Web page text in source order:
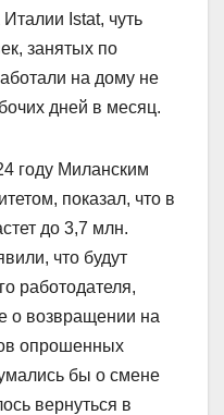
Италии Istat, чуть
занятых по
на дому не
дней в месяц.
году Миланским
показал, что в
до 3,7 млн.
что будут
работодателя,
о возвращении на
опрошенных
бы о смене
вернуться в